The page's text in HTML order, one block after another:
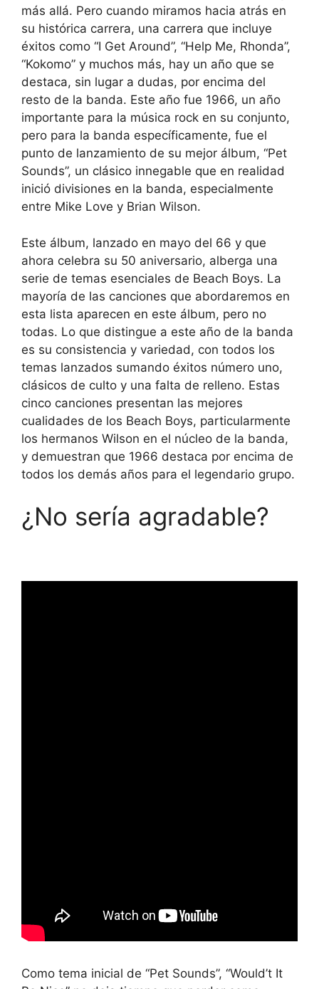
más allá. Pero cuando miramos hacia atrás en
su histórica carrera, una carrera que incluye
éxitos como “I Get Around”, “Help Me, Rhonda”,
“Kokomo” y muchos más, hay un año que se
destaca, sin lugar a dudas, por encima del
resto de la banda. Este año fue 1966, un año
importante para la música rock en su conjunto,
pero para la banda específicamente, fue el
punto de lanzamiento de su mejor álbum, “Pet
Sounds”, un clásico innegable que en realidad
inició divisiones en la banda, especialmente
entre Mike Love y Brian Wilson.
Este álbum, lanzado en mayo del 66 y que
ahora celebra su 50 aniversario, alberga una
serie de temas esenciales de Beach Boys. La
mayoría de las canciones que abordaremos en
esta lista aparecen en este álbum, pero no
todas. Lo que distingue a este año de la banda
es su consistencia y variedad, con todos los
temas lanzados sumando éxitos número uno,
clásicos de culto y una falta de relleno. Estas
cinco canciones presentan las mejores
cualidades de los Beach Boys, particularmente
los hermanos Wilson en el núcleo de la banda,
y demuestran que 1966 destaca por encima de
todos los demás años para el legendario grupo.
¿No sería agradable?
Como tema inicial de “Pet Sounds”, “Would’t It